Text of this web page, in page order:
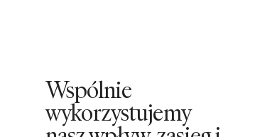
Wspólnie
wykorzystujemy